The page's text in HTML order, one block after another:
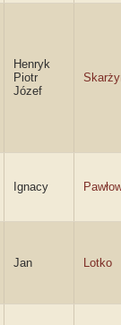
Henryk
Piotr
Józef
Ignacy
Jan Lotko